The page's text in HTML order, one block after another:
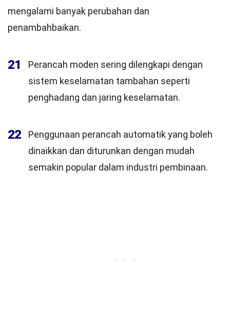
mengalami banyak perubahan dan
penambahbaikan.
21
Perancah moden sering dilengkapi dengan
sistem keselamatan tambahan seperti
penghadang dan jaring keselamatan.
22
Penggunaan perancah automatik yang boleh
dinaikkan dan diturunkan dengan mudah
semakin popular dalam industri pembinaan.